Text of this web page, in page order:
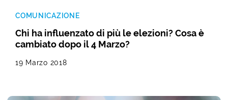
COMUNICAZIONE
Chi ha influenzato di più le elezioni? Cosa è
cambiato dopo il 4 Marzo?
19 Marzo 2018